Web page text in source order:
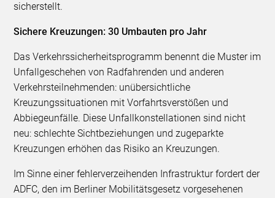
sicherstellt.
Sichere Kreuzungen: 30 Umbauten pro Jahr
Das Verkehrssicherheitsprogramm benennt die Muster im
Unfallgeschehen von Radfahrenden und anderen
Verkehrsteilnehmenden: unübersichtliche
Kreuzungssituationen mit Vorfahrtsverstößen und
Abbiegeunfälle. Diese Unfallkonstellationen sind nicht
neu: schlechte Sichtbeziehungen und zugeparkte
Kreuzungen erhöhen das Risiko an Kreuzungen.
Im Sinne einer fehlerverzeihenden Infrastruktur fordert der
ADFC, den im Berliner Mobilitätsgesetz vorgesehenen